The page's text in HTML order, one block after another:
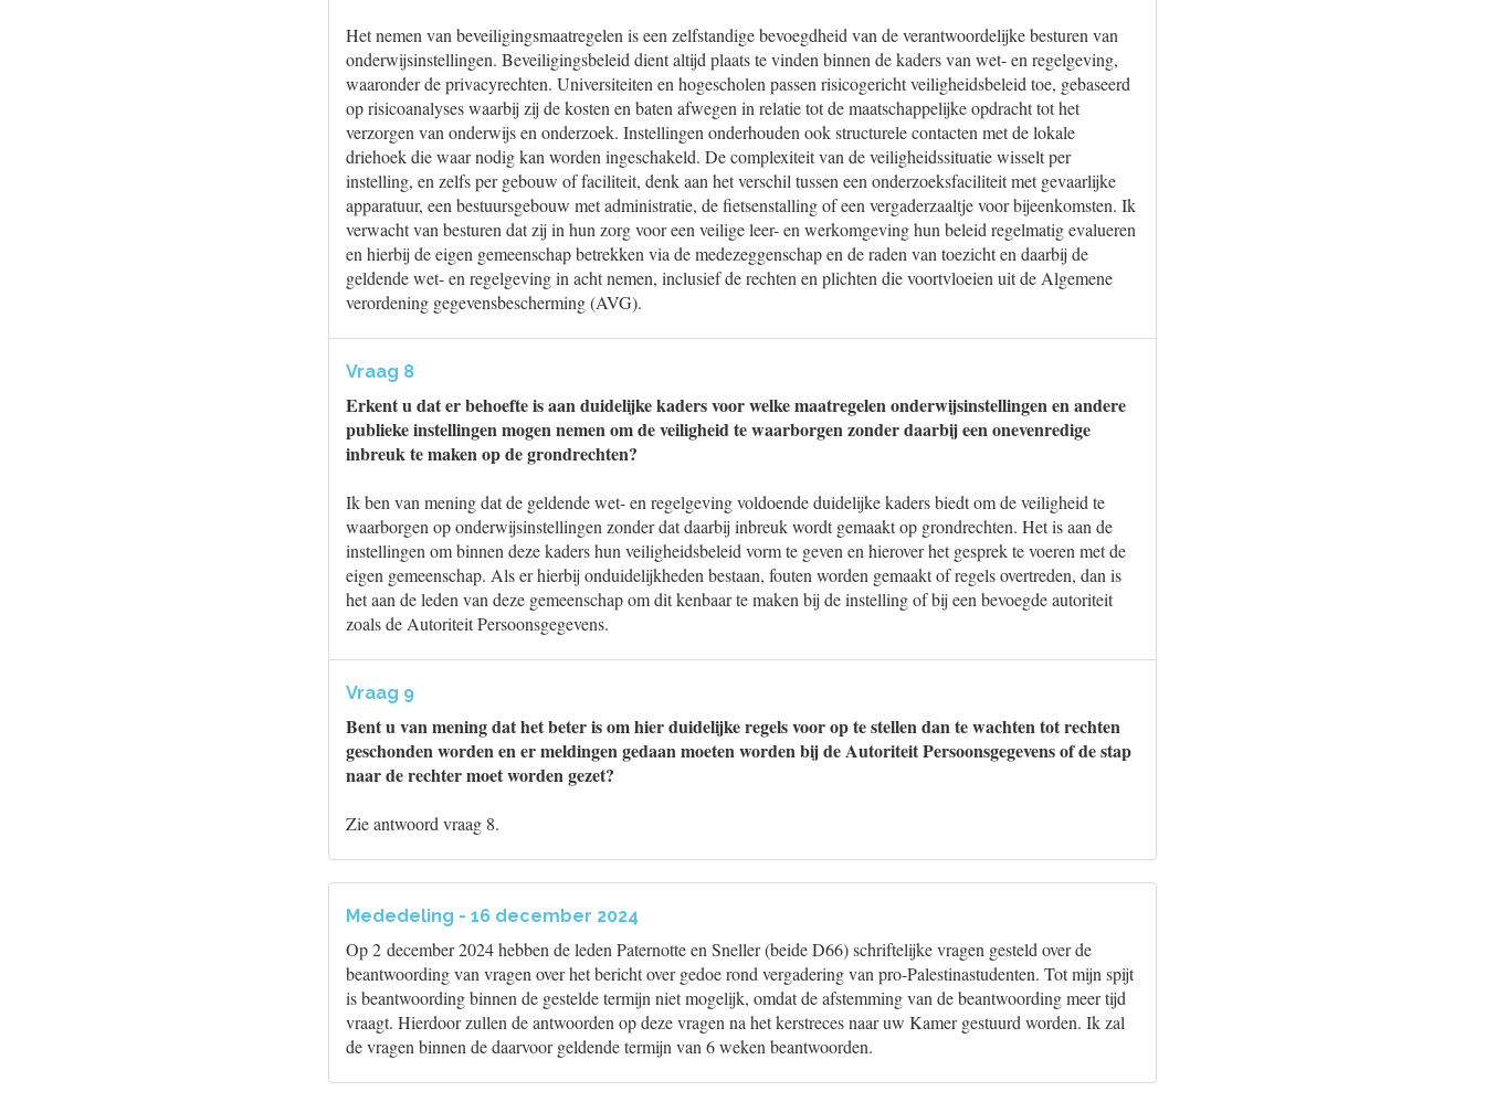
Het nemen van beveiligingsmaatregelen is een zelfstandige bevoegdheid van de verantwoordelijke besturen van
onderwijsinstellingen. Beveiligingsbeleid dient altijd plaats te vinden binnen de kaders van wet- en regelgeving,
waaronder de privacyrechten. Universiteiten en hogescholen passen risicogericht veiligheidsbeleid toe, gebaseerd
op risicoanalyses waarbij zij de kosten en baten afwegen in relatie tot de maatschappelijke opdracht tot het
verzorgen van onderwijs en onderzoek. Instellingen onderhouden ook structurele contacten met de lokale
driehoek die waar nodig kan worden ingeschakeld. De complexiteit van de veiligheidssituatie wisselt per
instelling, en zelfs per gebouw of faciliteit, denk aan het verschil tussen een onderzoeksfaciliteit met gevaarlijke
apparatuur, een bestuursgebouw met administratie, de fietsenstalling of een vergaderzaaltje voor bijeenkomsten. Ik
verwacht van besturen dat zij in hun zorg voor een veilige leer- en werkomgeving hun beleid regelmatig evalueren
en hierbij de eigen gemeenschap betrekken via de medezeggenschap en de raden van toezicht en daarbij de
geldende wet- en regelgeving in acht nemen, inclusief de rechten en plichten die voortvloeien uit de Algemene
verordening gegevensbescherming (AVG).
Vraag 8
Erkent u dat er behoefte is aan duidelijke kaders voor welke maatregelen onderwijsinstellingen en andere
publieke instellingen mogen nemen om de veiligheid te waarborgen zonder daarbij een onevenredige
inbreuk te maken op de grondrechten?
Ik ben van mening dat de geldende wet- en regelgeving voldoende duidelijke kaders biedt om de veiligheid te
waarborgen op onderwijsinstellingen zonder dat daarbij inbreuk wordt gemaakt op grondrechten. Het is aan de
instellingen om binnen deze kaders hun veiligheidsbeleid vorm te geven en hierover het gesprek te voeren met de
eigen gemeenschap. Als er hierbij onduidelijkheden bestaan, fouten worden gemaakt of regels overtreden, dan is
het aan de leden van deze gemeenschap om dit kenbaar te maken bij de instelling of bij een bevoegde autoriteit
zoals de Autoriteit Persoonsgegevens.
Vraag 9
Bent u van mening dat het beter is om hier duidelijke regels voor op te stellen dan te wachten tot rechten
geschonden worden en er meldingen gedaan moeten worden bij de Autoriteit Persoonsgegevens of de stap
naar de rechter moet worden gezet?
Zie antwoord vraag 8.
Mededeling - 16 december 2024
Op 2 december 2024 hebben de leden Paternotte en Sneller (beide D66) schriftelijke vragen gesteld over de
beantwoording van vragen over het bericht over gedoe rond vergadering van pro-Palestinastudenten. Tot mijn spijt
is beantwoording binnen de gestelde termijn niet mogelijk, omdat de afstemming van de beantwoording meer tijd
vraagt. Hierdoor zullen de antwoorden op deze vragen na het kerstreces naar uw Kamer gestuurd worden. Ik zal
de vragen binnen de daarvoor geldende termijn van 6 weken beantwoorden.